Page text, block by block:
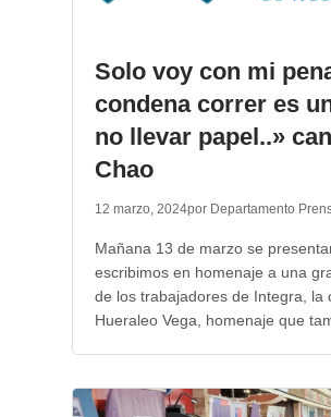
Solo voy con mi
condena correr es
no llevar papel..»
Chao
12 marzo, 2024por Departamento
Mañana 13 de marzo se
escribimos en homenaje a una
de los trabajadores de Integra, la
Hueraleo Vega, homenaje que